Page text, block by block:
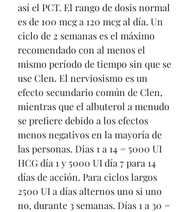
así el PCT. El rango de dosis normal
es de 100 mcg a 120 mcg al día. Un
ciclo de 2 semanas es el máximo
recomendado con al menos el
mismo período de tiempo sin que se
use Clen. El nerviosismo es un
efecto secundario común de Clen,
mientras que el albuterol a menudo
se prefiere debido a los efectos
menos negativos en la mayoría de
las personas. Dias 1 a 14 = 5000 UI
HCG día 1 y 5000 UI día 7 para 14
días de acción. Para ciclos largos
2500 UI a días alternos uno si uno
no, durante 3 semanas. Días 1 a 30 =